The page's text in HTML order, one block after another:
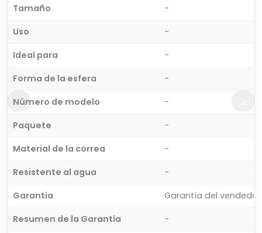
Tamaño
-
Uso
-
Ideal para
-
Forma de la esfera
-
Número de modelo
-
Paquete
-
Material de la correa
-
Resistente al agua
-
Garantía
Garantía del
Resumen de la Garantía
-